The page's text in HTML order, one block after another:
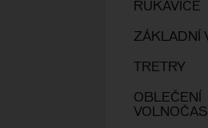
RUKAVICE
ZÁKLADNÍ
TRETRY
OBLEČENÍ